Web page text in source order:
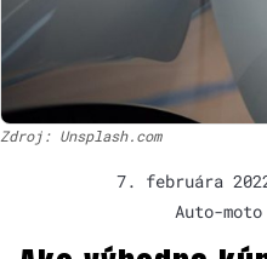
Zdroj: Unsplash.com
7. februára
Auto-moto